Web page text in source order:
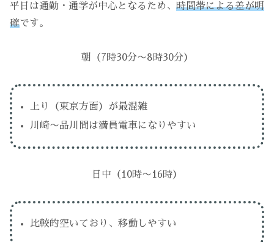
平日は通勤・通学が中心となるため、 時間帯による差が明
確です。
朝（7時30分〜8時30分）
上り（東京方面）が最混雑
川崎〜品川間は満員電車になりやすい
日中（10時〜16時）
比較的空いており、移動しやすい